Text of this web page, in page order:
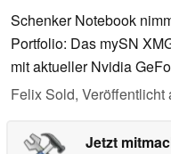
Schenker Notebook
Portfolio: Das mySN
mit aktueller Nvidia
Felix Sold, Veröffentlicht
Jetzt